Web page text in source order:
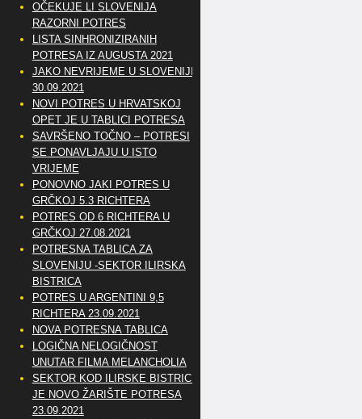
OČEKUJE LI SLOVENIJA
RAZORNI POTRES
LISTA SINHRONIZIRANIH
POTRESA IZ AUGUSTA 2021
JAKO NEVRIJEME U SLOVENIJI
30.09.2021
NOVI POTRES U HRVATSKOJ
OPET JE U TABLICI POTRESA
SAVRŠENO TOČNO – POTRESI
SE PONAVLJAJU U ISTO
VRIJEME
PONOVNO JAKI POTRES U
GRČKOJ 5.3 RICHTERA
POTRES OD 6 RICHTERA U
GRČKOJ 27.08.2021
POTRESNA TABLICA ZA
SLOVENIJU -SEKTOR ILIRSKA
BISTRICA
POTRES U ARGENTINI 9,5
RICHTERA 23.09.2021
NOVA POTRESNA TABLICA
LOGIČNA NELOGIČNOST
UNUTAR FILMA MELANCHOLIA
SEKTOR KOD ILIRSKE BISTRICE
JE NOVO ŽARIŠTE POTRESA
23.09.2021